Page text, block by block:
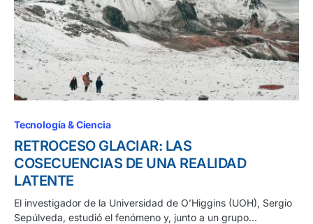
Tecnología & Ciencia
RETROCESO GLACIAR: LAS
COSECUENCIAS DE UNA REALIDAD
LATENTE
El investigador de la Universidad de O’Higgins (UOH), Sergio
Sepúlveda, estudió el fenómeno y, junto a un grupo…